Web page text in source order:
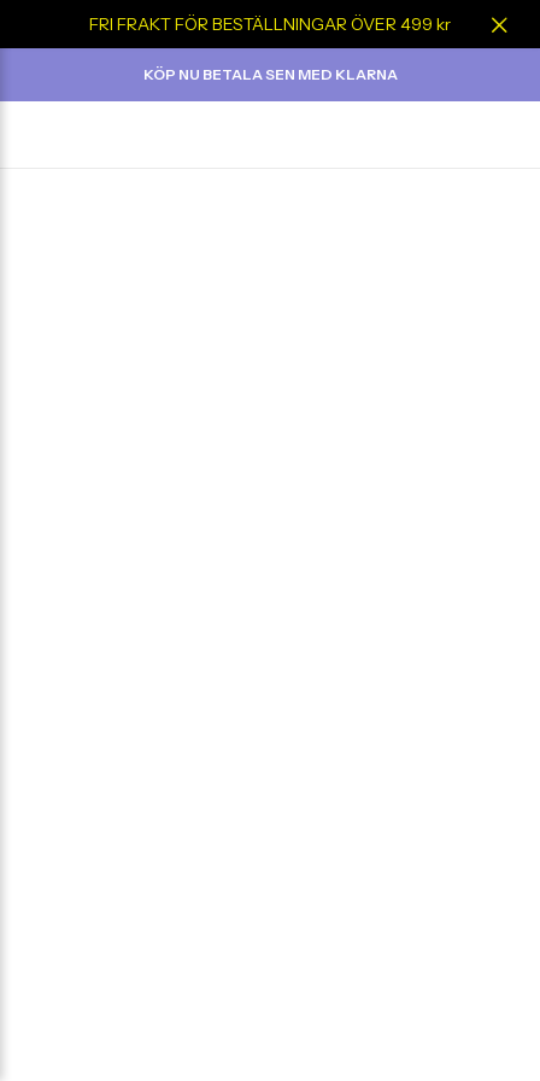
FRI FRAKT FÖR BESTÄLLNINGAR ÖVER 499 kr
KÖP NU BETALA SEN MED KLARNA